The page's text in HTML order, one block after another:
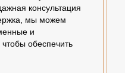
консультация
мы можем
и
обеспечить